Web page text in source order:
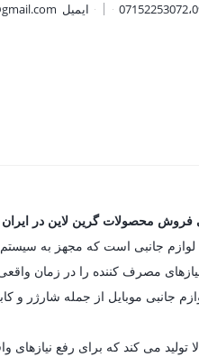
ایمیل
فروش محصولات گرین لاین در ایران
مصرف کننده را در زمان
جانبی موبایل از جمله شارژر و
تولید می کند که برای رفع